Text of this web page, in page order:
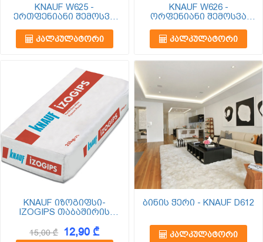
KNAUF W625 -
ერთფენიანი შემოსვა
იზოლაციით
ᲙᲐᲚᲙᲣᲚᲐᲢᲝᲠᲘ
KNAUF W626 -
ორფენიანი შემოსვა
იზოლაციით
ᲙᲐᲚᲙᲣᲚᲐᲢᲝᲠᲘ
KNAUF იზოგიფსი-
IZOGIPS თაბაშირის
15,00 ₾ 12,90 ₾
ბინის ჭერი - KNAUF D612
ᲙᲐᲚᲙᲣᲚᲐᲢᲝᲠᲘ